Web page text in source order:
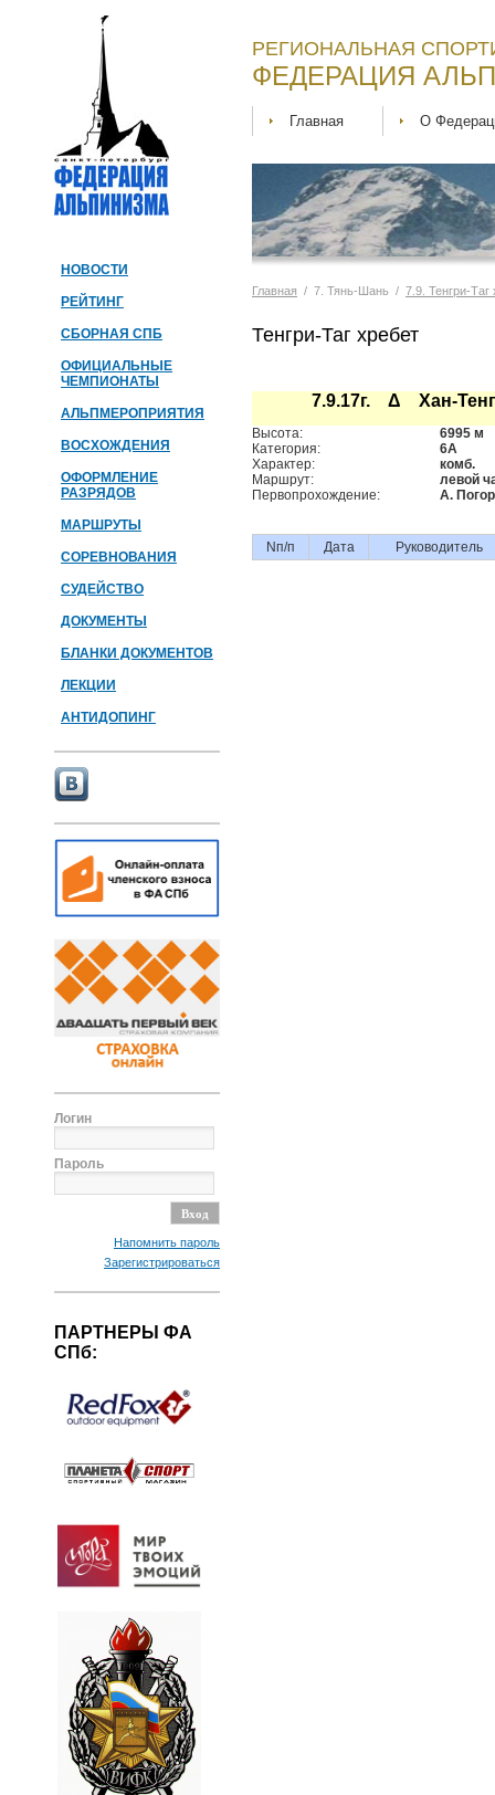
НОВОСТИ
РЕЙТИНГ
СБОРНАЯ СПБ
ОФИЦИАЛЬНЫЕ
ЧЕМПИОНАТЫ
АЛЬПМЕРОПРИЯТИЯ
ВОСХОЖДЕНИЯ
ОФОРМЛЕНИЕ
РАЗРЯДОВ
МАРШРУТЫ
СОРЕВНОВАНИЯ
СУДЕЙСТВО
ДОКУМЕНТЫ
БЛАНКИ ДОКУМЕНТОВ
ЛЕКЦИИ
АНТИДОПИНГ
Логин
Пароль
Напомнить пароль
Зарегистрироваться
ПАРТНЕРЫ ФА
СПб:
РЕГИОНАЛЬНАЯ
ФЕДЕРАЦИЯ
Главная О
Главная / 7. Тянь-Шань / 7.9. Тенгри-Таг
Тенгри-Таг хребет
7.9.17г. Δ Хан-
Высота:
6995 м
Категория:
6А
Характер:
комб.
Маршрут:
левой
Первопрохождение:
А.
Nп/п Дата Руководитель